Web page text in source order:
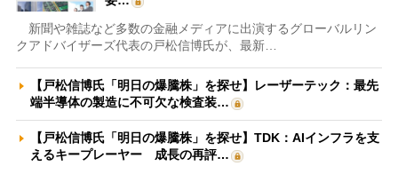
新聞や雑誌など多数の金融メディアに出演するグローバルリン
クアドバイザーズ代表の戸松信博氏が、最新…
【戸松信博氏「明日の爆騰株」を探せ】レーザーテック：最先
端半導体の製造に不可欠な検査装…
【戸松信博氏「明日の爆騰株」を探せ】TDK：AIインフラを支
えるキープレーヤー 成長の再評…